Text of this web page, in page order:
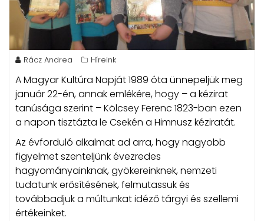
Rácz Andrea Híreink
A Magyar Kultúra Napját 1989 óta ünnepeljük meg
január 22-én, annak emlékére, hogy – a kézirat
tanúsága szerint – Kölcsey Ferenc 1823-ban ezen
a napon tisztázta le Csekén a Himnusz kéziratát.
Az évforduló alkalmat ad arra, hogy nagyobb
figyelmet szenteljünk évezredes
hagyományainknak, gyökereinknek, nemzeti
tudatunk erősítésének, felmutassuk és
továbbadjuk a múltunkat idéző tárgyi és szellemi
értékeinket.